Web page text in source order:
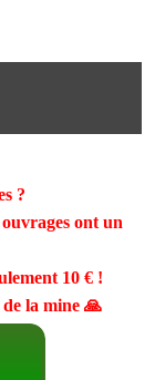
?
ont un
10 €!
la mine 🙏